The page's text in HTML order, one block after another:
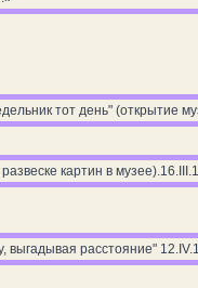
тот день" (открытие
картин в
выгадывая расстояние"